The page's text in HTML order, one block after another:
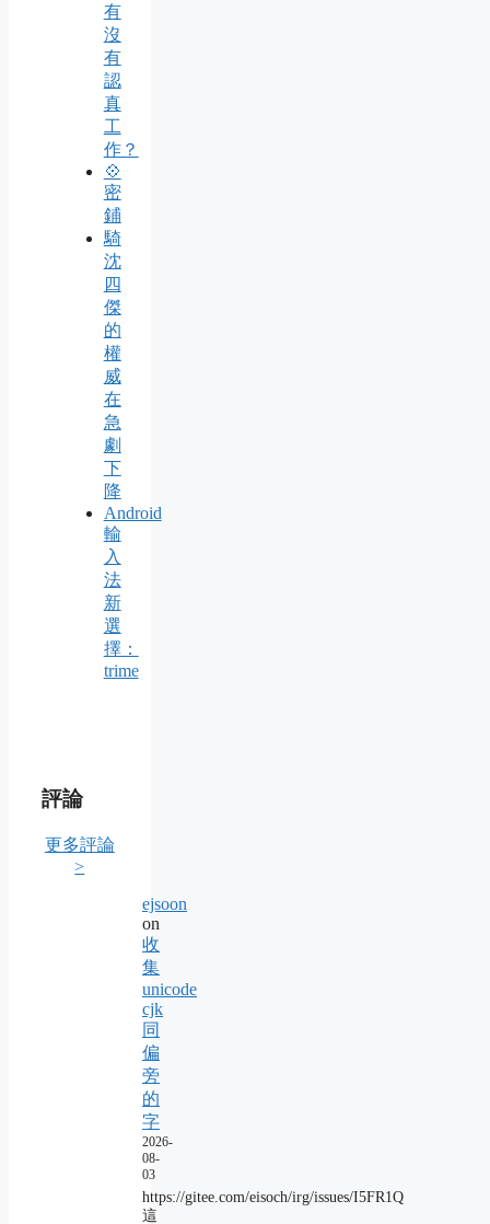
有
沒
有
認
真
工
作？
💠
密
鋪
騎
沈
四
傑
的
權
威
在
急
劇
下
降
Android
輸
入
法
新
選
擇：
trime
評論
更多評論
>
ejsoon
on
收
集
unicode
cjk
同
偏
旁
的
字
2026-
08-
03
https://gitee.com/eisoch/irg/issues/I5FR1Q
這